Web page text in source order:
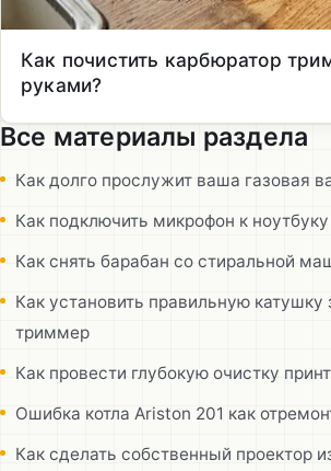
Как почистить карбюратор
руками?
Все материалы раздела
Как долго прослужит ваша газовая
Как подключить микрофон к
Как снять барабан со стиральной
Как установить правильную катушку
триммер
Как провести глубокую очистку
Ошибка котла Ariston 201 как
Как сделать собственный проектор